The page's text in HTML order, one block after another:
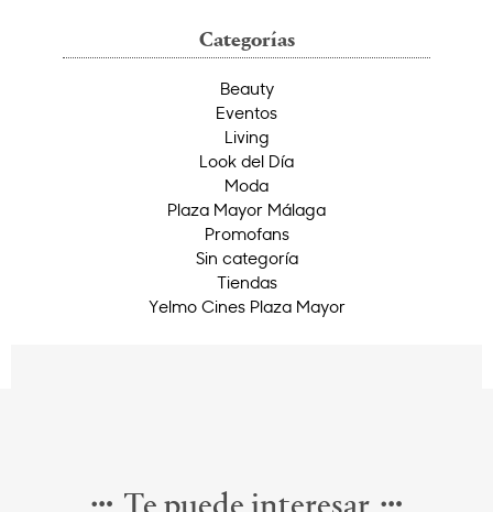
Categorías
Beauty
Eventos
Living
Look del Día
Moda
Plaza Mayor Málaga
Promofans
Sin categoría
Tiendas
Yelmo Cines Plaza Mayor